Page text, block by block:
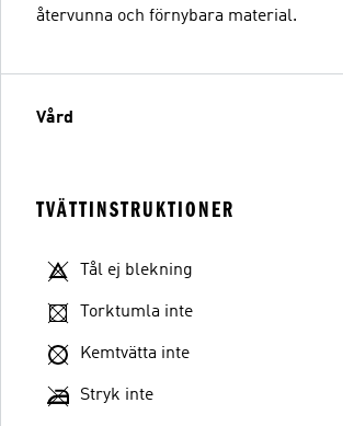
återvunna och förnybara material.
Vård
TVÄTTINSTRUKTIONER
Tål ej blekning
Torktumla inte
Kemtvätta inte
Stryk inte